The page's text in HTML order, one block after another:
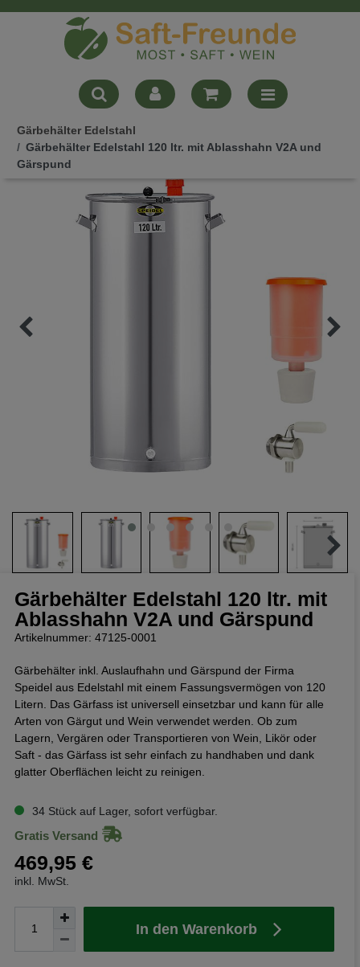
Gärbehälter Edelstahl
Gärbehälter Edelstahl 120 ltr. mit Ablasshahn V2A und
Gärspund
Gärbehälter Edelstahl 120 ltr. mit
Ablasshahn V2A und Gärspund
Artikelnummer: 47125-0001
Gärbehälter inkl. Auslaufhahn und Gärspund der Firma
Speidel aus Edelstahl mit einem Fassungsvermögen von 120
Litern. Das Gärfass ist universell einsetzbar und kann für alle
Arten von Gärgut und Wein verwendet werden. Ob zum
Lagern, Vergären oder Transportieren von Wein, Likör oder
Saft - das Gärfass ist sehr einfach zu handhaben und dank
glatter Oberflächen leicht zu reinigen.
34 Stück auf Lager, sofort verfügbar.
Gratis Versand
469,95 €
inkl. MwSt.
In den Warenkorb